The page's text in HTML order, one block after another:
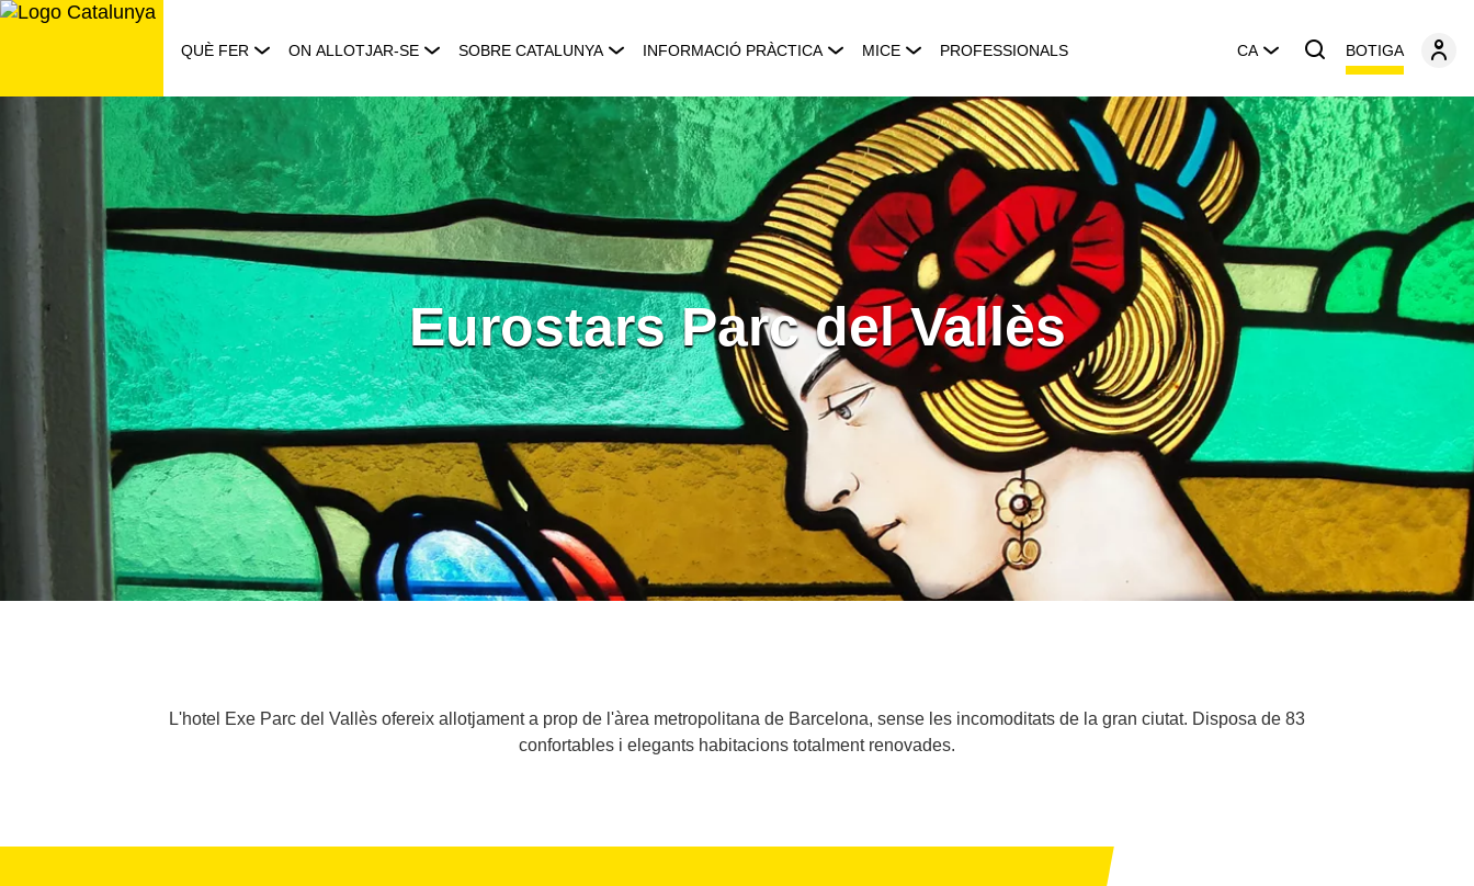
Saltar
QUÈ FER ON ALLOTJAR-SE SOBRE CATALUNYA INFORMACIÓ PRÀCTICA MICE PROFESSIONALS CA BOTIGA
Eurostars Parc del Vallès
L'hotel Exe Parc del Vallès ofereix allotjament a prop de l'àrea metropolitana de Barcelona, sense les incomoditats de la gran ciutat. Disposa de 83
confortables i elegants habitacions totalment renovades.